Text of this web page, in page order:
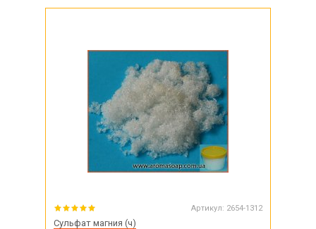
Артикул: 2654-1312
Сульфат магния (ч)